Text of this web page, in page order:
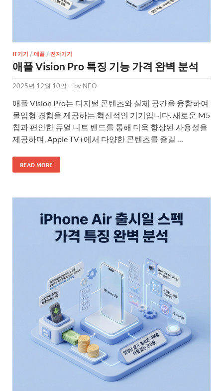
IT기기 /애플 /전자기기
애플 Vision Pro 특징 기능 가격 완벽 분석
2025년 12월 10일 - by NEO
애플 Vision Pro는 디지털 콘텐츠와 실제 공간을 융합하여
몰입형 경험을 제공하는 혁신적인 기기입니다. 새로운 M5
칩과 편안한 듀얼 니트 밴드를 통해 더욱 향상된 사용성을
제공하며, Apple TV+에서 다양한 콘텐츠를 즐길 …
READ MORE